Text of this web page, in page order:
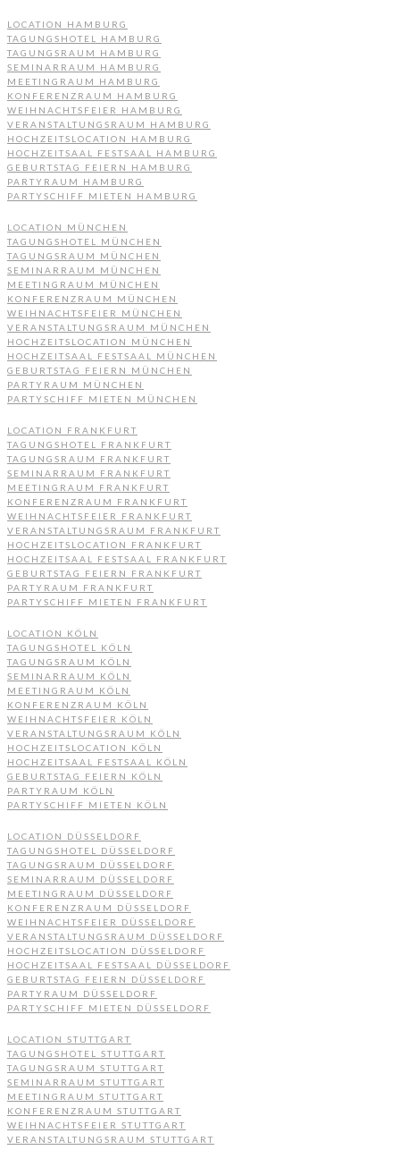
LOCATION HAMBURG
TAGUNGSHOTEL HAMBURG
TAGUNGSRAUM HAMBURG
SEMINARRAUM HAMBURG
MEETINGRAUM HAMBURG
KONFERENZRAUM HAMBURG
WEIHNACHTSFEIER HAMBURG
VERANSTALTUNGSRAUM HAMBURG
HOCHZEITSLOCATION HAMBURG
HOCHZEITSAAL FESTSAAL HAMBURG
GEBURTSTAG FEIERN HAMBURG
PARTYRAUM HAMBURG
PARTYSCHIFF MIETEN HAMBURG
LOCATION MÜNCHEN
TAGUNGSHOTEL MÜNCHEN
TAGUNGSRAUM MÜNCHEN
SEMINARRAUM MÜNCHEN
MEETINGRAUM MÜNCHEN
KONFERENZRAUM MÜNCHEN
WEIHNACHTSFEIER MÜNCHEN
VERANSTALTUNGSRAUM MÜNCHEN
HOCHZEITSLOCATION MÜNCHEN
HOCHZEITSAAL FESTSAAL MÜNCHEN
GEBURTSTAG FEIERN MÜNCHEN
PARTYRAUM MÜNCHEN
PARTYSCHIFF MIETEN MÜNCHEN
LOCATION FRANKFURT
TAGUNGSHOTEL FRANKFURT
TAGUNGSRAUM FRANKFURT
SEMINARRAUM FRANKFURT
MEETINGRAUM FRANKFURT
KONFERENZRAUM FRANKFURT
WEIHNACHTSFEIER FRANKFURT
VERANSTALTUNGSRAUM FRANKFURT
HOCHZEITSLOCATION FRANKFURT
HOCHZEITSAAL FESTSAAL FRANKFURT
GEBURTSTAG FEIERN FRANKFURT
PARTYRAUM FRANKFURT
PARTYSCHIFF MIETEN FRANKFURT
LOCATION KÖLN
TAGUNGSHOTEL KÖLN
TAGUNGSRAUM KÖLN
SEMINARRAUM KÖLN
MEETINGRAUM KÖLN
KONFERENZRAUM KÖLN
WEIHNACHTSFEIER KÖLN
VERANSTALTUNGSRAUM KÖLN
HOCHZEITSLOCATION KÖLN
HOCHZEITSAAL FESTSAAL KÖLN
GEBURTSTAG FEIERN KÖLN
PARTYRAUM KÖLN
PARTYSCHIFF MIETEN KÖLN
LOCATION DÜSSELDORF
TAGUNGSHOTEL DÜSSELDORF
TAGUNGSRAUM DÜSSELDORF
SEMINARRAUM DÜSSELDORF
MEETINGRAUM DÜSSELDORF
KONFERENZRAUM DÜSSELDORF
WEIHNACHTSFEIER DÜSSELDORF
VERANSTALTUNGSRAUM DÜSSELDORF
HOCHZEITSLOCATION DÜSSELDORF
HOCHZEITSAAL FESTSAAL DÜSSELDORF
GEBURTSTAG FEIERN DÜSSELDORF
PARTYRAUM DÜSSELDORF
PARTYSCHIFF MIETEN DÜSSELDORF
LOCATION STUTTGART
TAGUNGSHOTEL STUTTGART
TAGUNGSRAUM STUTTGART
SEMINARRAUM STUTTGART
MEETINGRAUM STUTTGART
KONFERENZRAUM STUTTGART
WEIHNACHTSFEIER STUTTGART
VERANSTALTUNGSRAUM STUTTGART